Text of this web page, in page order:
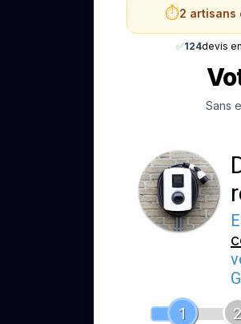
⏱️2 artisans
✅124devis
Sans
1
2